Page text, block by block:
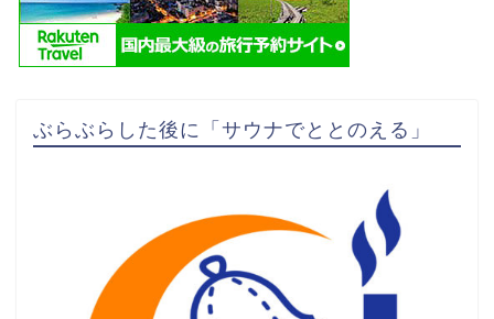
ぶらぶらした後に「サウナでととのえる」